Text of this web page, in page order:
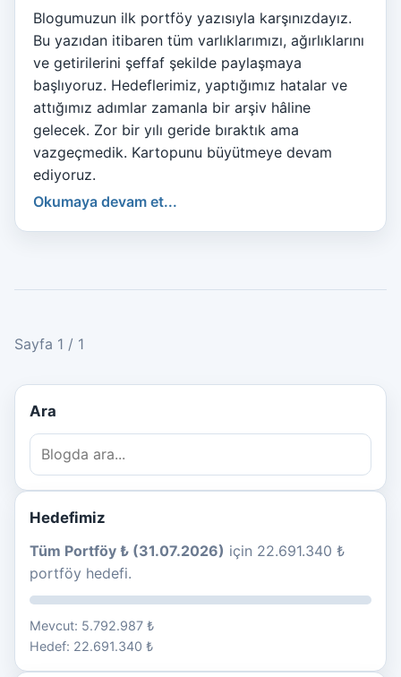
Blogumuzun ilk portföy yazısıyla karşınızdayız.
Bu yazıdan itibaren tüm varlıklarımızı, ağırlıklarını
ve getirilerini şeffaf şekilde paylaşmaya
başlıyoruz. Hedeflerimiz, yaptığımız hatalar ve
attığımız adımlar zamanla bir arşiv hâline
gelecek. Zor bir yılı geride bıraktık ama
vazgeçmedik. Kartopunu büyütmeye devam
ediyoruz.
Okumaya devam et...
Sayfa 1 / 1
Ara
Hedefimiz
Tüm Portföy ₺ (31.07.2026) için 22.691.340 ₺
portföy hedefi.
Mevcut: 5.792.987 ₺
Hedef: 22.691.340 ₺